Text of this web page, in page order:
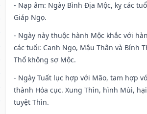
- Nạp âm: Ngày Bình Địa Mộc, kỵ các
Giáp Ngọ.
- Ngày này thuộc hành Mộc khắc với
các tuổi: Canh Ngọ, Mậu Thân và Bính
Thổ không sợ Mộc.
- Ngày Tuất lục hợp với Mão, tam hợp
thành Hỏa cục. Xung Thìn, hình Mùi,
tuyệt Thìn.